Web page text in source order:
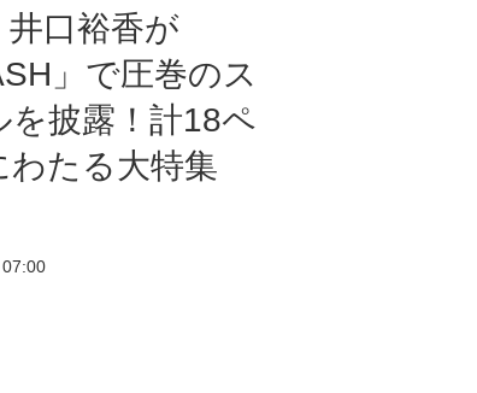
井口裕香が
」で圧巻のス
を披露！計18ペ
わたる大特集